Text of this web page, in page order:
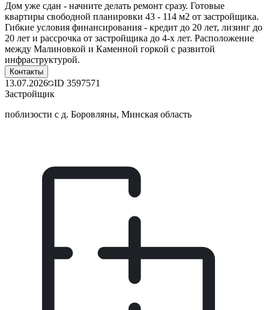
Дом уже сдан - начните делать ремонт сразу. Готовые
квартиры свободной планировки 43 - 114 м2 от застройщика.
Гибкие условия финансирования - кредит до 20 лет, лизинг до
20 лет и рассрочка от застройщика до 4-х лет. Расположение
между Малиновкой и Каменной горкой с развитой
инфраструктурой.
Контакты
13.07.2026 ID 3597571
Застройщик
поблизости с д. Боровляны, Минская область